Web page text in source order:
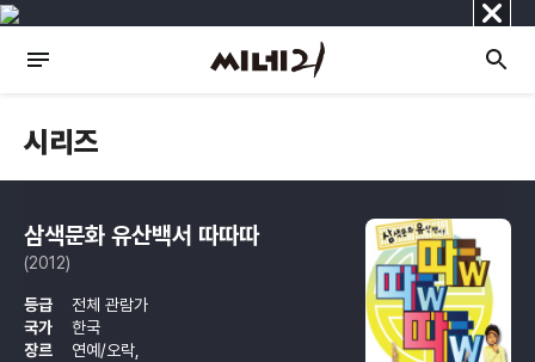
닫
기
시리즈
삼색문화 유산백서 따따따
(2012)
등급
전체 관람가
국가
한국
장르
연예/오락,